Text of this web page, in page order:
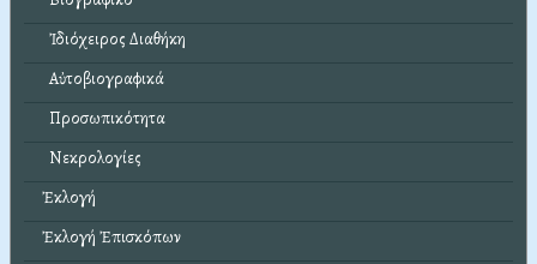
Ἰδιόχειρος Διαθήκη
Αὐτοβιογραφικά
Προσωπικότητα
Νεκρολογίες
Ἐκλογή
Ἐκλογή Ἐπισκόπων